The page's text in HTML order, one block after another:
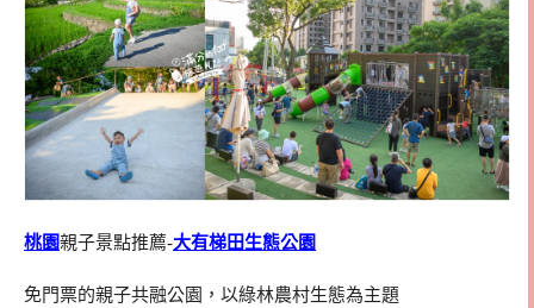
桃園親子景點推薦-大有梯田生態公園
免門票的親子共融公園，以綠林農村生態為主題